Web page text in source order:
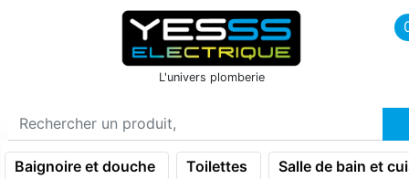
icon menu burger
L'univers plomberie
Baignoire et douche Toilettes Salle de bain et